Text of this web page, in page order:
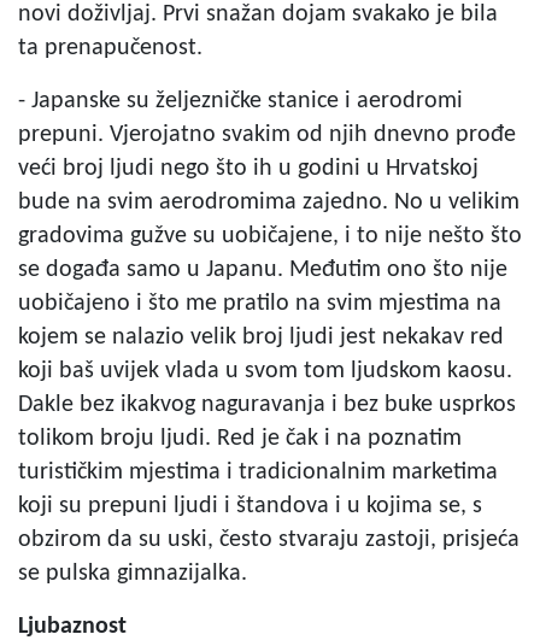
novi doživljaj. Prvi snažan dojam svakako je bila
ta prenapučenost.
- Japanske su željezničke stanice i aerodromi
prepuni. Vjerojatno svakim od njih dnevno prođe
veći broj ljudi nego što ih u godini u Hrvatskoj
bude na svim aerodromima zajedno. No u velikim
gradovima gužve su uobičajene, i to nije nešto što
se događa samo u Japanu. Međutim ono što nije
uobičajeno i što me pratilo na svim mjestima na
kojem se nalazio velik broj ljudi jest nekakav red
koji baš uvijek vlada u svom tom ljudskom kaosu.
Dakle bez ikakvog naguravanja i bez buke usprkos
tolikom broju ljudi. Red je čak i na poznatim
turističkim mjestima i tradicionalnim marketima
koji su prepuni ljudi i štandova i u kojima se, s
obzirom da su uski, često stvaraju zastoji, prisjeća
se pulska gimnazijalka.
Ljubaznost